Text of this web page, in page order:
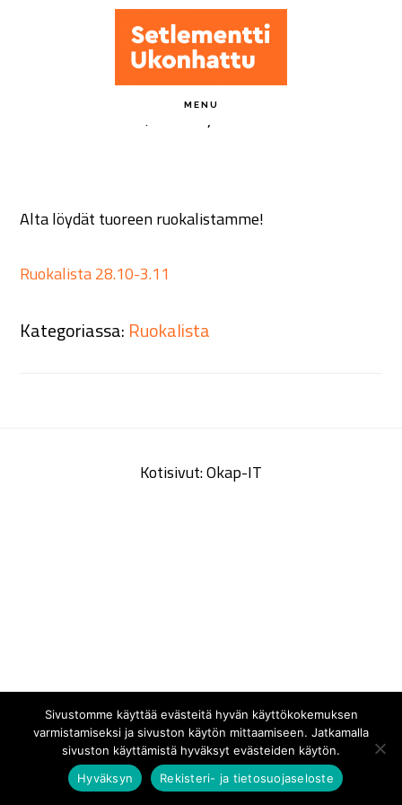
MENU
Ruokalista 28.10-3.11
29 lokakuun, 2024by
Alta löydät tuoreen ruokalistamme!
Ruokalista 28.10-3.11
Kategoriassa: Ruokalista
Kotisivut: Okap-IT
Sivustomme käyttää evästeitä hyvän käyttökokemuksen
varmistamiseksi ja sivuston käytön mittaamiseen. Jatkamalla
sivuston käyttämistä hyväksyt evästeiden käytön.
Hyväksyn
Rekisteri- ja tietosuojaseloste